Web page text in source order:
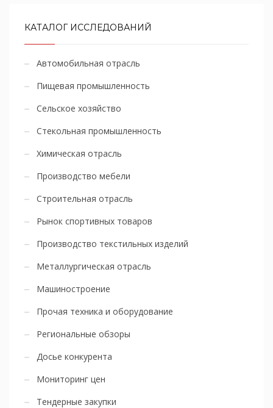
КАТАЛОГ ИССЛЕДОВАНИЙ
Автомобильная отрасль
Пищевая промышленность
Сельское хозяйство
Стекольная промышленность
Химическая отрасль
Производство мебели
Строительная отрасль
Рынок спортивных товаров
Производство текстильных изделий
Металлургическая отрасль
Машиностроение
Прочая техника и оборудование
Региональные обзоры
Досье конкурента
Мониторинг цен
Тендерные закупки